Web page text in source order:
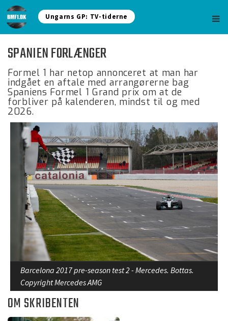
Ungarns GP: TV-tiderne
SPANIEN FORLÆNGER
Formel 1 har netop annonceret at man har
indgået en aftale med arrangørerne bag
Spaniens Formel 1 Grand prix om at de
forbliver på kalenderen, mindst til og med
2026.
Barcelona 2017 pre-season test 2 - Mercedes. Bottas.
Copyright Mercedes AMG
OM SKRIBENTEN